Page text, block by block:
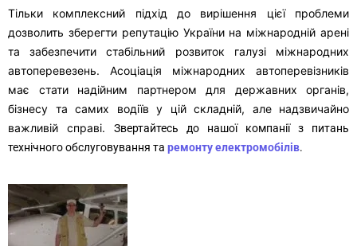
Тільки комплексний підхід до вирішення цієї проблеми
дозволить зберегти репутацію України на міжнародній арені
та забезпечити стабільний розвиток галузі міжнародних
автоперевезень. Асоціація міжнародних автоперевізників
має стати надійним партнером для державних органів,
бізнесу та самих водіїв у цій складній, але надзвичайно
важливій справі. Звертайтесь до нашої компанії з питань
технічного обслуговування та ремонту електромобілів.